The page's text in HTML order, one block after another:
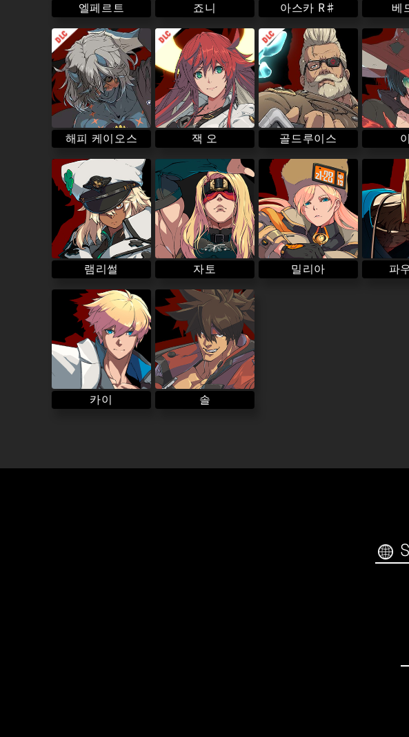
엘페르트 죠니 아스카 R♯ 베
해피 케이오스 잭 오 골드루이스
램리썰 자토 밀리아 파
카이 솔